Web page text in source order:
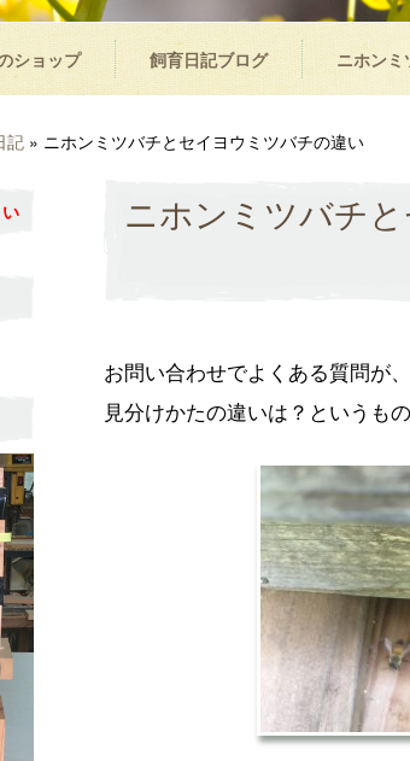
ショップ 飼育日記ブログ ニホンミ
記 » ニホンミツバチとセイヨウミツバチの違い
ニホンミツバチ
お問い合わせでよくある質問が
見分けかたの違いは？というもの